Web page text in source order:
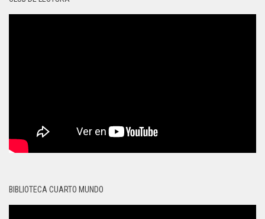
BIBLIOTECA CUARTO MUNDO